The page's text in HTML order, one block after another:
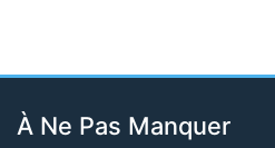
À Ne Pas Manquer